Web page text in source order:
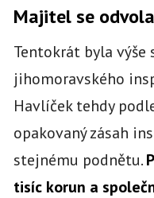
Majitel se
Tentokrát byla výše
jihomoravského
Havlíček tehdy
opakovaný zásah
stejnému podnětu.
tisíc korun a